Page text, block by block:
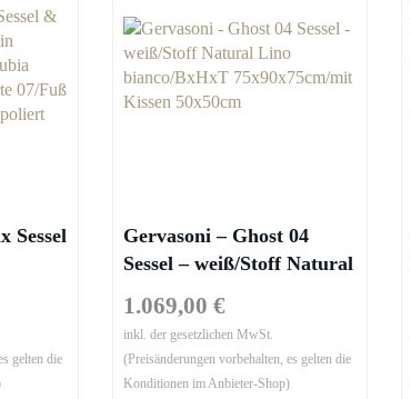
Sessel
gelten die
Gervasoni – Ghost 04
Sessel – weiß/Stoff Natural
75x90x75cm/mit Kissen
50x50cm
1.069,00 €
inkl. der gesetzlichen MwSt.
(Preisänderungen vorbehalten, es gelten die
Konditionen im Anbieter-Shop)